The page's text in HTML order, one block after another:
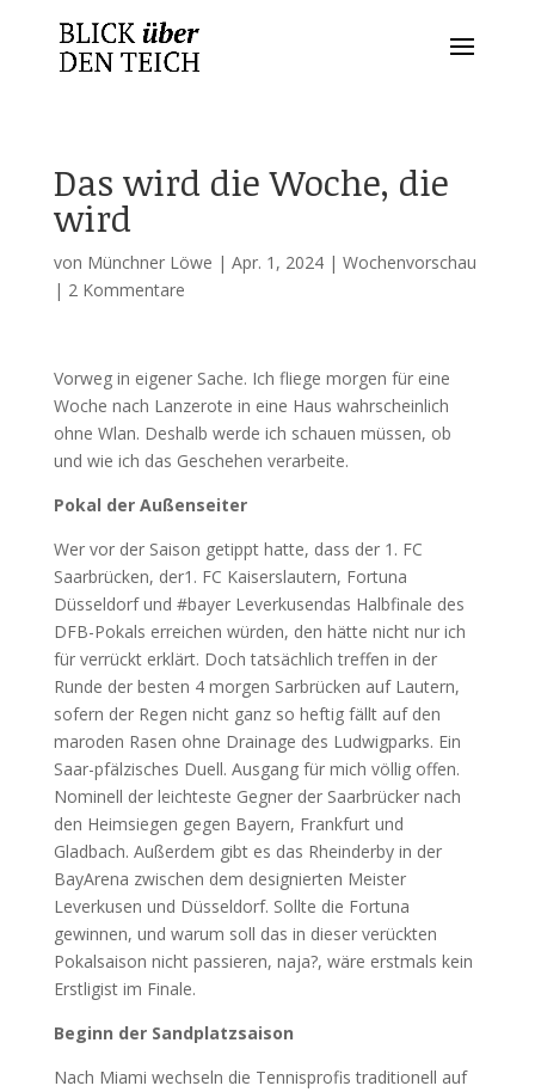
Das wird die Woche, die
wird
von Münchner Löwe | Apr. 1, 2024| Wochenvorschau
| 2 Kommentare
Vorweg in eigener Sache. Ich fliege morgen für eine
Woche nach Lanzerote in eine Haus wahrscheinlich
ohne Wlan. Deshalb werde ich schauen müssen, ob
und wie ich das Geschehen verarbeite.
Pokal der Außenseiter
Wer vor der Saison getippt hatte, dass der 1. FC
Saarbrücken, der1. FC Kaiserslautern, Fortuna
Düsseldorf und #bayer Leverkusendas Halbfinale des
DFB-Pokals erreichen würden, den hätte nicht nur ich
für verrückt erklärt. Doch tatsächlich treffen in der
Runde der besten 4 morgen Sarbrücken auf Lautern,
sofern der Regen nicht ganz so heftig fällt auf den
maroden Rasen ohne Drainage des Ludwigparks. Ein
Saar-pfälzisches Duell. Ausgang für mich völlig offen.
Nominell der leichteste Gegner der Saarbrücker nach
den Heimsiegen gegen Bayern, Frankfurt und
Gladbach. Außerdem gibt es das Rheinderby in der
BayArena zwischen dem designierten Meister
Leverkusen und Düsseldorf. Sollte die Fortuna
gewinnen, und warum soll das in dieser verückten
Pokalsaison nicht passieren, naja?, wäre erstmals kein
Erstligist im Finale.
Beginn der Sandplatzsaison
Nach Miami wechseln die Tennisprofis traditionell auf